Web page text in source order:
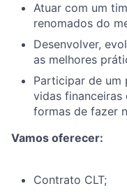
Atuar com um
renomados do
Desenvolver,
as melhores
Participar de um
vidas financeiras
formas de fazer
Vamos oferecer:
Contrato CLT;